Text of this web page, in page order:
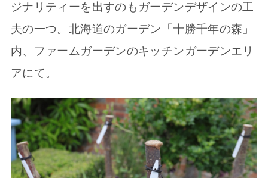
ジナリティーを出すのもガーデンデザインの工
夫の一つ。北海道のガーデン「十勝千年の森」
内、ファームガーデンのキッチンガーデンエリ
アにて。